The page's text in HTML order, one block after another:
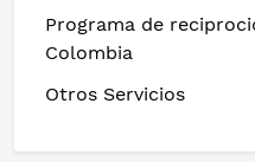
Programa de
Colombia
Otros Servicios